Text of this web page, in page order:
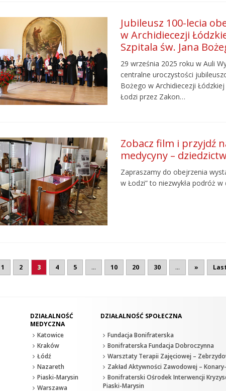
Jubileusz 100-lecia
w Archidiecezji
Szpitala św. Jana
29 września 2025 roku w Auli
centralne uroczystości
Bożego w Archidiecezji
Łodzi przez Zakon…
Zobacz film i przyjdź
medycyny –
Zapraszamy do obejrzenia
w Łodzi” to niezwykła podróż
1 2 3 4 5 ... 10 20 30 ... »
DZIAŁALNOŚĆ
MEDYCZNA
Katowice
Kraków
Łódź
Nazareth
Piaski-Marysin
Warszawa
DZIAŁALNOŚĆ SPOŁECZNA
Fundacja Bonifraterska
Bonifraterska Fundacja Dobroczynna
Warsztaty Terapii Zajęciowej –
Zakład Aktywności Zawodowej –
Bonifraterski Ośrodek Interwencji
Piaski-Marysin